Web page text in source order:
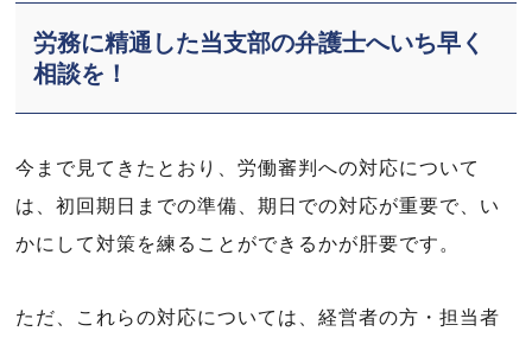
労務に精通した当支部の弁護士へいち早く
相談を！
今まで見てきたとおり、労働審判への対応について
は、初回期日までの準備、期日での対応が重要で、い
かにして対策を練ることができるかが肝要です。
ただ、これらの対応については、経営者の方・担当者